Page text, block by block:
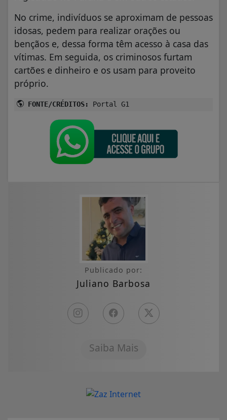
No crime, indivíduos se aproximam de pessoas
idosas, pedem para realizar orações ou
bençãos e, dessa forma têm acesso à casa das
vítimas. Em seguida, os criminosos furtam
cartões e dinheiro e os usam para proveito
próprio.
FONTE/CRÉDITOS: Portal G1
Publicado por:
Juliano Barbosa
Saiba Mais